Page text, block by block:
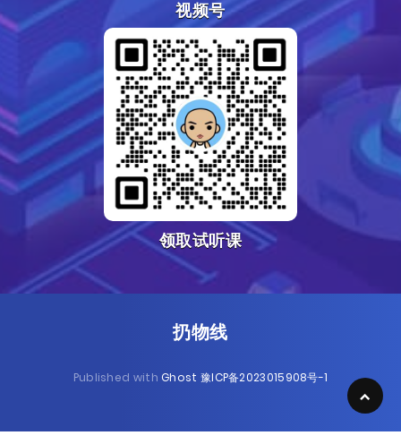
视频号
领取试听课
扔物线
Published withGhost 豫ICP备2023015908号-1